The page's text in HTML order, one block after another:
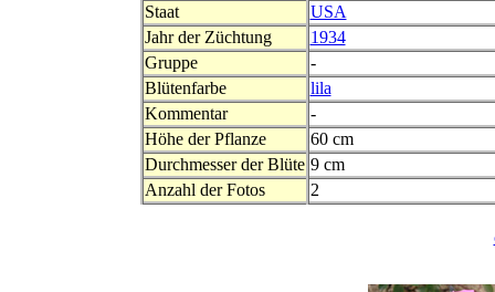
Staat
USA
Jahr der Züchtung
1934
Gruppe
-
Blütenfarbe
lila
Kommentar
-
Höhe der Pflanze
60 cm
Durchmesser der Blüte 9 cm
Anzahl der Fotos
2